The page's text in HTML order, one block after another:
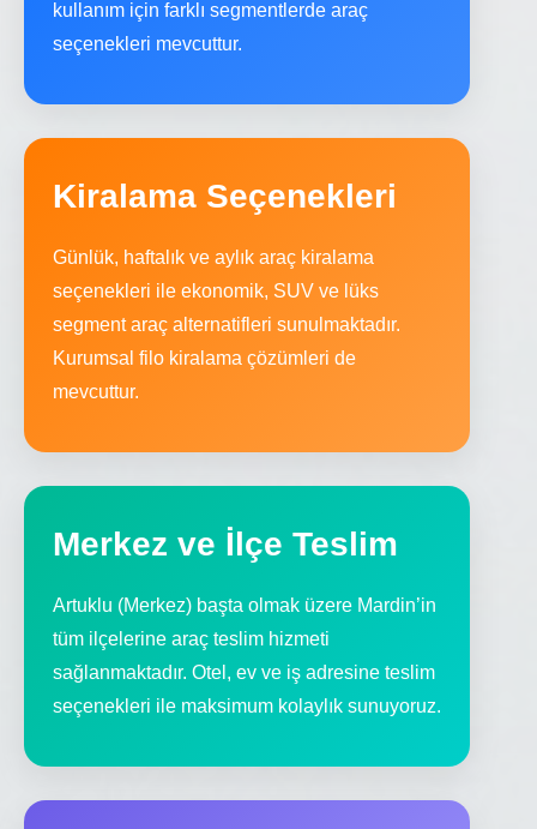
kullanım için farklı segmentlerde araç
seçenekleri mevcuttur.
Kiralama Seçenekleri
Günlük, haftalık ve aylık araç kiralama
seçenekleri ile ekonomik, SUV ve lüks
segment araç alternatifleri sunulmaktadır.
Kurumsal filo kiralama çözümleri de
mevcuttur.
Merkez ve İlçe Teslim
Artuklu (Merkez) başta olmak üzere Mardin’in
tüm ilçelerine araç teslim hizmeti
sağlanmaktadır. Otel, ev ve iş adresine teslim
seçenekleri ile maksimum kolaylık sunuyoruz.